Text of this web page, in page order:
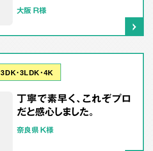
大阪 R様
3DK･3LDK･4K
丁寧で素早く、これぞプロ
だと感心しました。
奈良県 K様